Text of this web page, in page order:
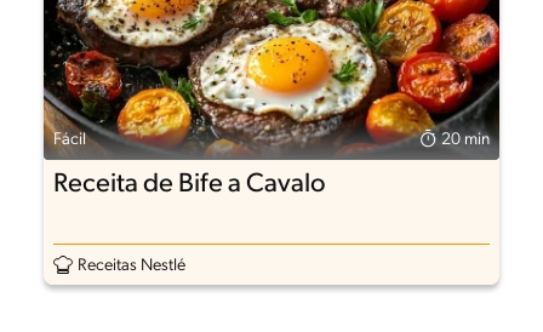
Fácil 20 min
Receita de Bife a Cavalo
Receitas Nestlé